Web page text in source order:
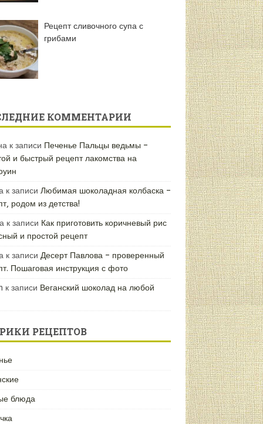
Рецепт сливочного супа с
грибами
КОММЕНТАРИИ
к записи Печенье Пальцы ведьмы –
и быстрый рецепт лакомства на
к записи Любимая шоколадная колбаска –
родом из детства!
к записи Как приготовить коричневый рис
и простой рецепт
к записи Десерт Павлова – проверенный
Пошаговая инструкция с фото
к записи Веганский шоколад на любой
РЕЦЕПТОВ
блюда